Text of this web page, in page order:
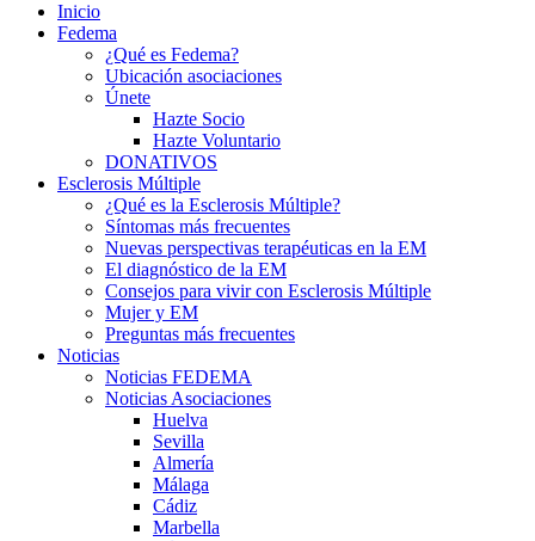
Inicio
Fedema
¿Qué es Fedema?
Ubicación asociaciones
Únete
Hazte Socio
Hazte Voluntario
DONATIVOS
Esclerosis Múltiple
¿Qué es la Esclerosis Múltiple?
Síntomas más frecuentes
Nuevas perspectivas terapéuticas en la EM
El diagnóstico de la EM
Consejos para vivir con Esclerosis Múltiple
Mujer y EM
Preguntas más frecuentes
Noticias
Noticias FEDEMA
Noticias Asociaciones
Huelva
Sevilla
Almería
Málaga
Cádiz
Marbella